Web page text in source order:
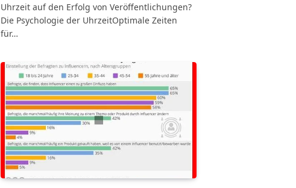
Uhrzeit auf den Erfolg von Veröffentlichungen?
Die Psychologie der UhrzeitOptimale Zeiten
für…